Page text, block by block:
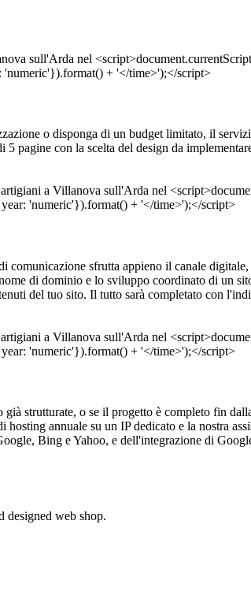
o disponga di un budget limitato, il
pagine con la scelta del design da
comunicazione sfrutta appieno il canale
di dominio e lo sviluppo coordinato di un
del tuo sito. Il tutto sarà completato con
strutturate, o se il progetto è completo fin
annuale su un IP dedicato e la nostra
Bing e Yahoo, e dell'integrazione di
designed web shop.